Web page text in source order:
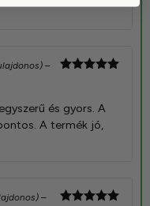
Értékelés:
–
és gyors. A
A termék jó,
–